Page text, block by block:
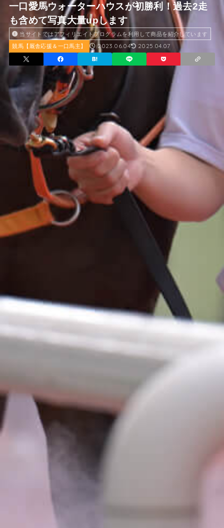
一口愛馬ウォーターハウスが初勝利！過去2走
も含めて写真大量upします
当サイトではアフィリエイトプログラムを利用して商品を紹介しています
競馬【厩舎応援＆一口馬主】 2023.06.04 2025.04.07